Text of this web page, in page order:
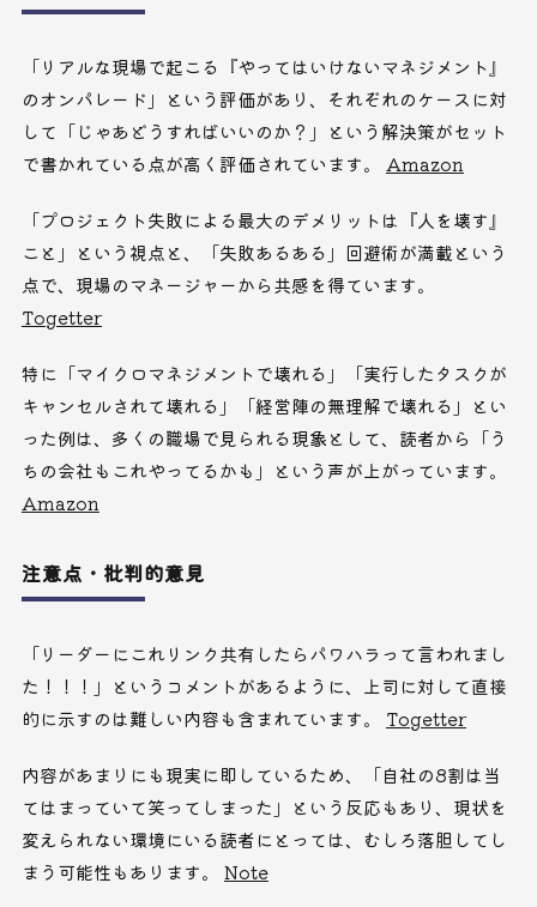
「リアルな現場で起こる『やってはいけないマネジメント』
のオンパレード」という評価があり、それぞれのケースに対
して「じゃあどうすればいいのか？」という解決策がセット
で書かれている点が高く評価されています。 Amazon
「プロジェクト失敗による最大のデメリットは『人を壊す』
こと」という視点と、「失敗あるある」回避術が満載という
点で、現場のマネージャーから共感を得ています。
Togetter
特に「マイクロマネジメントで壊れる」「実行したタスクが
キャンセルされて壊れる」「経営陣の無理解で壊れる」とい
った例は、多くの職場で見られる現象として、読者から「う
ちの会社もこれやってるかも」という声が上がっています。
Amazon
注意点・批判的意見
「リーダーにこれリンク共有したらパワハラって言われまし
た！！！」というコメントがあるように、上司に対して直接
的に示すのは難しい内容も含まれています。 Togetter
内容があまりにも現実に即しているため、「自社の8割は当
てはまっていて笑ってしまった」という反応もあり、現状を
変えられない環境にいる読者にとっては、むしろ落胆してし
まう可能性もあります。 Note